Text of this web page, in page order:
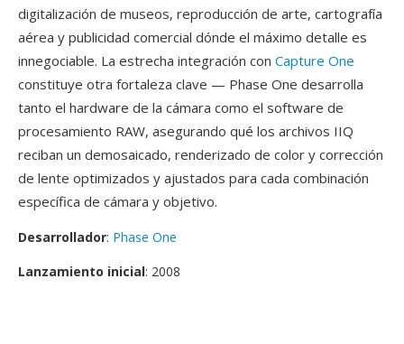
digitalización de museos, reproducción de arte, cartografía
aérea y publicidad comercial dónde el máximo detalle es
innegociable. La estrecha integración con Capture One
constituye otra fortaleza clave — Phase One desarrolla
tanto el hardware de la cámara como el software de
procesamiento RAW, asegurando qué los archivos IIQ
reciban un demosaicado, renderizado de color y corrección
de lente optimizados y ajustados para cada combinación
específica de cámara y objetivo.
Desarrollador: Phase One
Lanzamiento inicial: 2008